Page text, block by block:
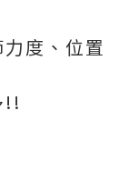
度、位置
!!